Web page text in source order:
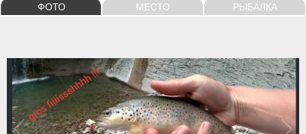
ФОТО МЕСТО РЫБАЛКА